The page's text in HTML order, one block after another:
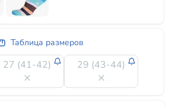
Таблица размеров
27 (41-42) 29 (43-44)